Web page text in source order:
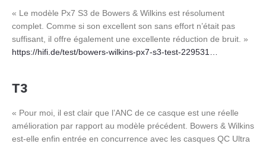
« Le modèle Px7 S3 de Bowers & Wilkins est résolument
complet. Comme si son excellent son sans effort n’était pas
suffisant, il offre également une excellente réduction de bruit. »
https://hifi.de/test/bowers-wilkins-px7-s3-test-229531…
T3
« Pour moi, il est clair que l’ANC de ce casque est une réelle
amélioration par rapport au modèle précédent. Bowers & Wilkins
est-elle enfin entrée en concurrence avec les casques QC Ultra